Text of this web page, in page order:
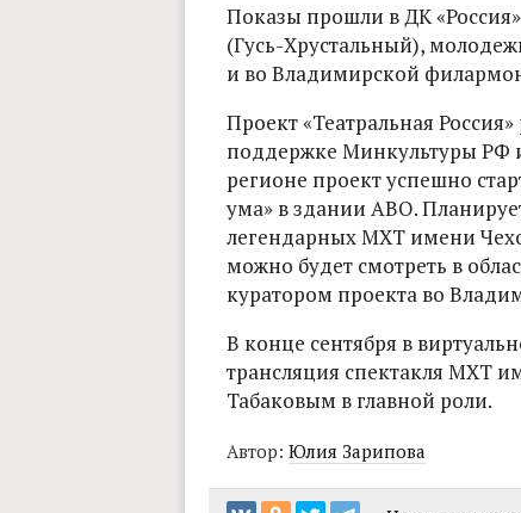
Показы прошли в ДК
(Гусь-Хрустальный),
и во Владимирской
Проект «Театральная
поддержке Минкультуры
регионе проект успешно
ума» в здании АВО.
легендарных МХТ имени
можно будет смотреть в
куратором проекта во
В конце сентября в
трансляция спектакля МХТ
Табаковым в главной роли.
Автор: Юлия Зарипова